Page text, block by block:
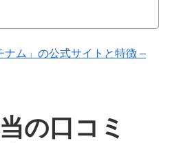
ナム」の公式サイトと特徴 –
の口コミ